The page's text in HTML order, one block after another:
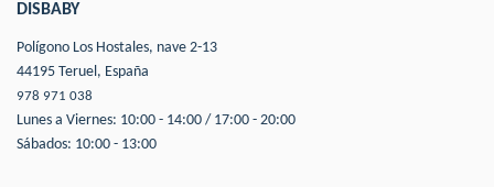
DISBABY
Polígono Los Hostales, nave 2-13
44195 Teruel, España
978 971 038
Lunes a Viernes: 10:00 - 14:00 / 17:00 - 20:00
Sábados: 10:00 - 13:00